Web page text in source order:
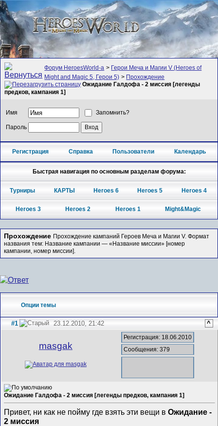
Форум HeroesWorld-а > Герои Меча и Магии V (Heroes of
Might and Magic 5, Герои 5) > Прохождение
Ожидание Галдофа - 2 миссия [легенды
предков, кампания 1]
Имя Запомнить?
Пароль
Регистрация Справка Пользователи Календарь
Быстрая навигация по основным разделам форума:
Турниры КАРТЫ Heroes 6 Heroes 5 Heroes 4
Heroes 3 Heroes 2 Heroes 1 Might&Magic
Прохождение Прохождение кампаний Героев Меча и Магии V. Формат
названия тем: Название кампании — «Название миссии» [номер
кампании, номер миссии].
Опции темы
#1 23.12.2010, 21:42 ^
masgak
Регистрация: 18.06.2010
Сообщения: 379
Ожидание Галдофа - 2 миссия [легенды предков, кампания 1]
Привет, ни как не пойму где взять эти вещи в Ожидание -
2 миссия